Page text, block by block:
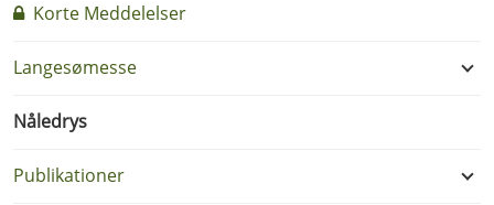
Korte Meddelelser
Langesømesse
Nåledrys
Publikationer